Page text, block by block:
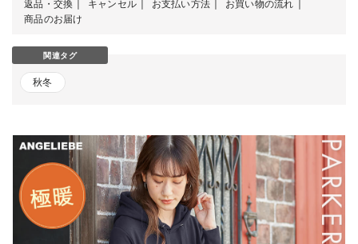
返品・交換 キャンセル お支払い方法
お買い物の流れ
商品のお届け
関連タグ
秋冬